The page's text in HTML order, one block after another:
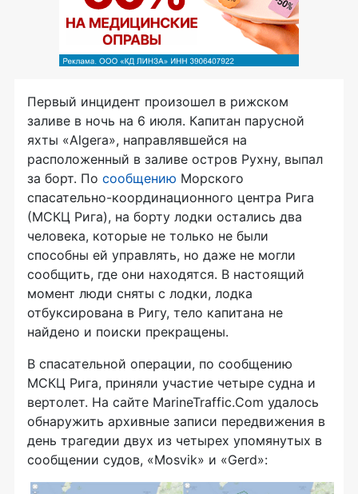
Первый инцидент произошел в рижском
заливе в ночь на 6 июля. Капитан парусной
яхты «Algera», направлявшейся на
расположенный в заливе остров Рухну, выпал
за борт. По сообщению Морского
спасательно-координационного центра Рига
(МСКЦ Рига), на борту лодки остались два
человека, которые не только не были
способны ей управлять, но даже не могли
сообщить, где они находятся. В настоящий
момент люди сняты с лодки, лодка
отбуксирована в Ригу, тело капитана не
найдено и поиски прекращены.
В спасательной операции, по сообщению
МСКЦ Рига, приняли участие четыре судна и
вертолет. На сайте MarineTraffic.Com удалось
обнаружить архивные записи передвижения в
день трагедии двух из четырех упомянутых в
сообщении судов, «Mosvik» и «Gerd»: